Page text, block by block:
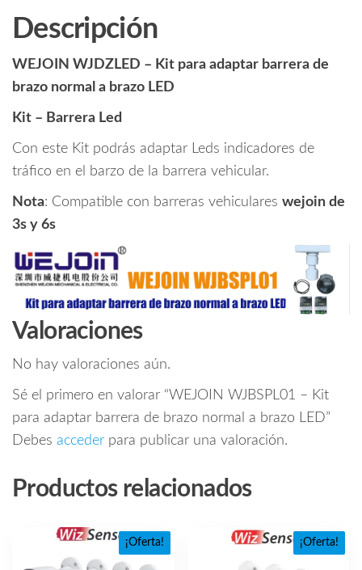
cantidad
Descripción
WEJOIN WJDZLED – Kit para adaptar barrera de
brazo normal a brazo LED
Kit – Barrera Led
Con este Kit podrás adaptar Leds indicadores de
tráfico en el barzo de la barrera vehicular.
Nota: Compatible con barreras vehiculares wejoin de
3s y 6s
Valoraciones
No hay valoraciones aún.
Sé el primero en valorar “WEJOIN WJBSPL01 – Kit
para adaptar barrera de brazo normal a brazo LED”
Debes acceder para publicar una valoración.
Productos relacionados
¡Oferta! ¡Oferta!